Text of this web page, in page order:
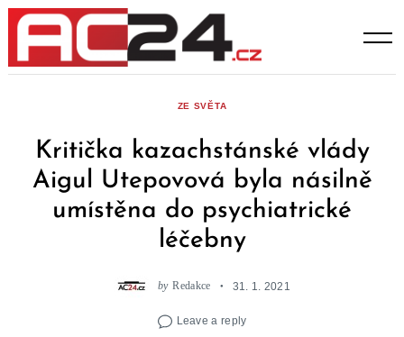
Skip
content
ZE SVĚTA
Kritička kazachstánské vlády
Aigul Utepovová byla násilně
umístěna do psychiatrické
léčebny
by Redakce 31. 1. 2021
Leave a reply